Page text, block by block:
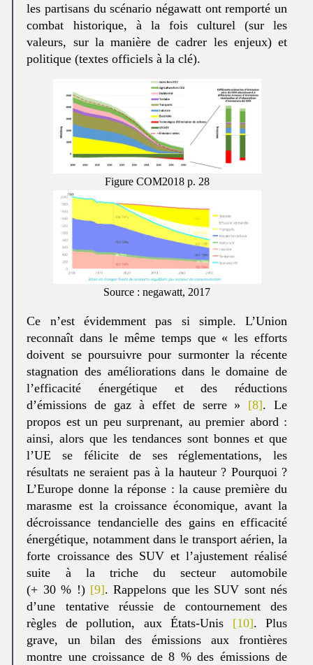
les partisans du scénario négawatt ont remporté un
combat historique, à la fois culturel (sur les
valeurs, sur la manière de cadrer les enjeux) et
politique (textes officiels à la clé).
Figure COM2018 p. 28
Source : negawatt, 2017
Ce n’est évidemment pas si simple. L’Union
reconnaît dans le même temps que « les efforts
doivent se poursuivre pour surmonter la récente
stagnation des améliorations dans le domaine de
l’efficacité énergétique et des réductions
d’émissions de gaz à effet de serre » [8]. Le
propos est un peu surprenant, au premier abord :
ainsi, alors que les tendances sont bonnes et que
l’UE se félicite de ses réglementations, les
résultats ne seraient pas à la hauteur ? Pourquoi ?
L’Europe donne la réponse : la cause première du
marasme est la croissance économique, avant la
décroissance tendancielle des gains en efficacité
énergétique, notamment dans le transport aérien, la
forte croissance des SUV et l’ajustement réalisé
suite à la triche du secteur automobile
(+ 30 % !) [9]. Rappelons que les SUV sont nés
d’une tentative réussie de contournement des
règles de pollution, aux États-Unis [10]. Plus
grave, un bilan des émissions aux frontières
montre une croissance de 8 % des émissions de